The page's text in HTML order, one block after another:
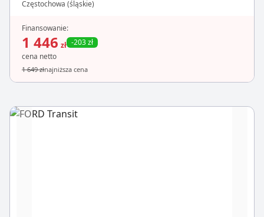
Częstochowa (śląskie)
Finansowanie:
1 446 zł -203 zł
cena netto
1 649 złnajniższa cena